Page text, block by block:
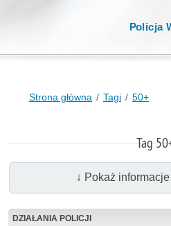
Policja
Strona główna Tagi 50+
Tag
↓ Pokaż
DZIAŁANIA POLICJI